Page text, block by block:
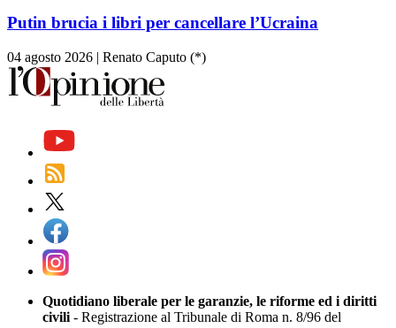
Putin brucia i libri per cancellare l’Ucraina
04 agosto 2026 | Renato Caputo (*)
Quotidiano liberale per le garanzie, le riforme ed i diritti
civili - Registrazione al Tribunale di Roma n. 8/96 del